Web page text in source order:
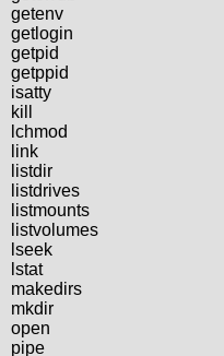
getenv
getlogin
getpid
getppid
isatty
kill
lchmod
link
listdir
listdrives
listmounts
listvolumes
lseek
lstat
makedirs
mkdir
open
pipe